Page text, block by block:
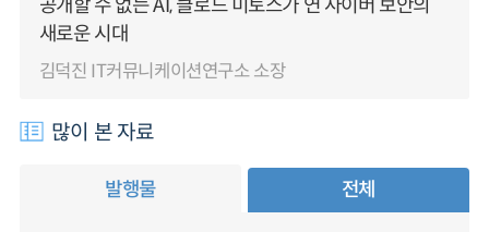
공개할 수 없는 AI, 클로드 미토스가 연 사이버 보안의
새로운 시대
김덕진 IT커뮤니케이션연구소 소장
많이 본 자료
발행물 전체